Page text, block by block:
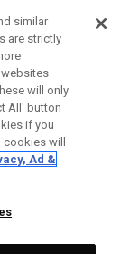
similar
are strictly
websites
will only
All' button
if you
will
Ad &